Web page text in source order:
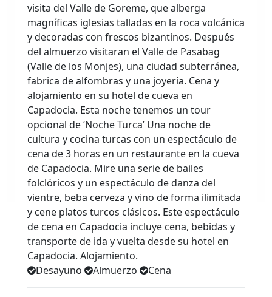
visita del Valle de Goreme, que alberga
magníficas iglesias talladas en la roca volcánica
y decoradas con frescos bizantinos. Después
del almuerzo visitaran el Valle de Pasabag
(Valle de los Monjes), una ciudad subterránea,
fabrica de alfombras y una joyería. Cena y
alojamiento en su hotel de cueva en
Capadocia. Esta noche tenemos un tour
opcional de ‘Noche Turca’ Una noche de
cultura y cocina turcas con un espectáculo de
cena de 3 horas en un restaurante en la cueva
de Capadocia. Mire una serie de bailes
folclóricos y un espectáculo de danza del
vientre, beba cerveza y vino de forma ilimitada
y cene platos turcos clásicos. Este espectáculo
de cena en Capadocia incluye cena, bebidas y
transporte de ida y vuelta desde su hotel en
Capadocia. Alojamiento.
Desayuno
Almuerzo Cena